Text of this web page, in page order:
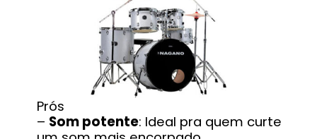
Prós
– Som potente: Ideal pra quem curte